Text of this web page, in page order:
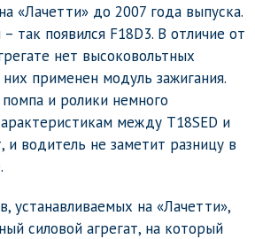
«Лачетти» до 2007 года выпуска.
так появился F18D3. В отличие от
нет высоковольтных
применен модуль зажигания.
и ролики немного
между T18SED и
и водитель не заметит разницу в
устанавливаемых на «Лачетти»,
силовой агрегат, на который